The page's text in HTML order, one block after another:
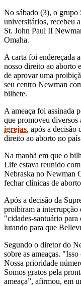
No sábado (3), o
universitários, recebeu
St. John Paul II
Omaha.
A carta foi endereçada
nosso direito ao aborto
de aprovar uma
seu centro Newman
bilhete.
A ameaça foi assinada
que promoveu diversos
igrejas, após a
direito ao aborto no
Na manhã em que o
Life estava reunido
Nebraska no Newman
fechar clínicas de
Após a decisão da
proibiram a interrupção
"cidades-santuário
lutando para que
Segundo o diretor do
sobre as ameaças.
Nossa prioridade
Somos gratos pela
ameaça”, afirmou, em